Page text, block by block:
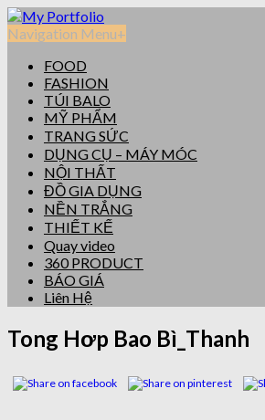
Navigation Menu+
FOOD
FASHION
TÚI BALO
MỸ PHẨM
TRANG SỨC
DỤNG CỤ – MÁY MÓC
NỘI THẤT
ĐỒ GIA DỤNG
NỀN TRẮNG
THIẾT KẾ
Quay video
360 PRODUCT
BÁO GIÁ
Liên Hệ
Tong Hơp Bao Bì_Thanh